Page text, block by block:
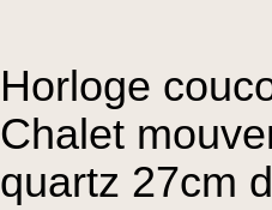
Horloge
Chalet
quartz 27cm